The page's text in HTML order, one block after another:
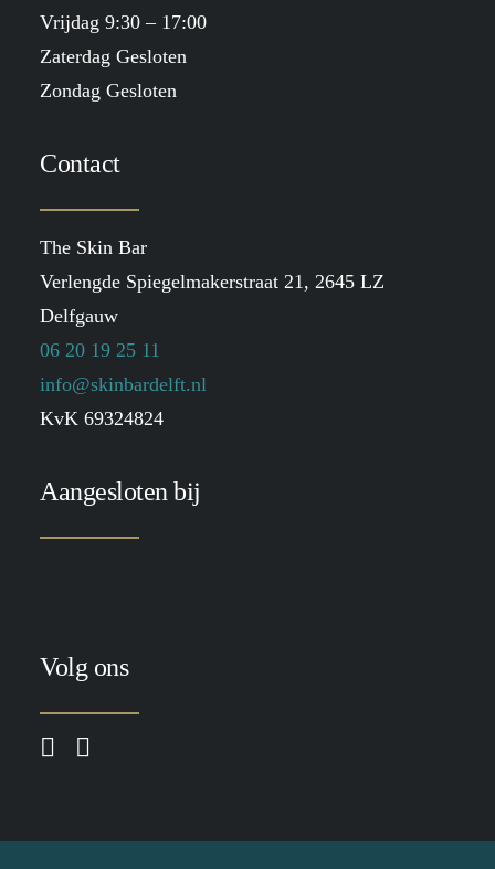
Vrijdag 9:30 – 17:00
Zaterdag Gesloten
Zondag Gesloten
Contact
The Skin Bar
Verlengde Spiegelmakerstraat 21, 2645 LZ
Delfgauw
06 20 19 25 11
info@skinbardelft.nl
KvK 69324824
Aangesloten bij
Volg ons